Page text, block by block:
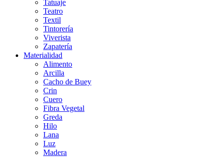
Tatuaje
Teatro
Textil
Tintorería
Viverista
Zapatería
Materialidad
Alimento
Arcilla
Cacho de Buey
Crin
Cuero
Fibra Vegetal
Greda
Hilo
Lana
Luz
Madera